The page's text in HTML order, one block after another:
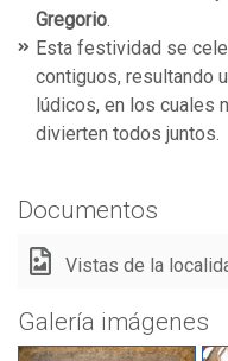
Gregorio.
Esta festividad se
contiguos, resultando
lúdicos, en los cuales
divierten todos juntos.
Documentos
Vistas de la
Galería imágenes